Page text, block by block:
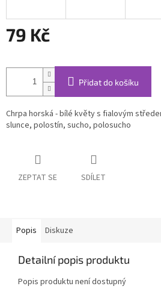
79 Kč
cena:
Přidat do košíku
Chrpa horská - bílé květy s fialovým
slunce, polostín, sucho, polosucho
ZEPTAT SE SDÍLET
Popis Diskuze
Detailní popis produktu
Popis produktu není dostupný